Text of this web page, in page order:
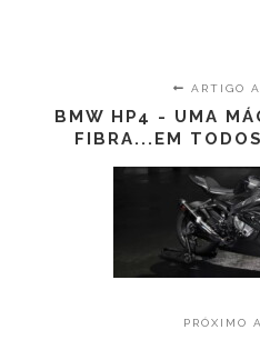
ARTIGO
BMW HP4 - UMA
FIBRA...EM
PRÓXIMO